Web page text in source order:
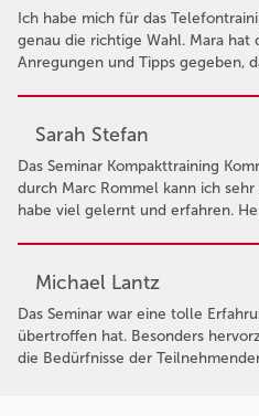
Ich habe mich für das
genau die richtige Wahl. Mara
Anregungen und Tipps gegeben,
Sarah Stefan
Das Seminar Kompakttraining
durch Marc Rommel kann ich
habe viel gelernt und erfahren.
Michael Lantz
Das Seminar war eine tolle
übertroffen hat. Besonders
die Bedürfnisse der